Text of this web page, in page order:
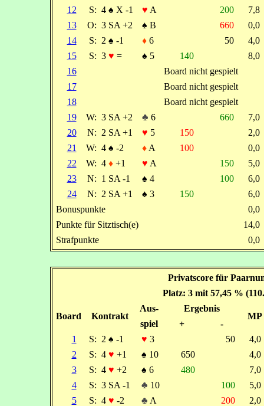
12
S: 4 ♠ X -1 ♥ A 200
7,8
13
O: 3 SA +2 ♠ B 660
0,0
14
S: 2 ♠ -1 ♦6 50
4,0
15
S: 3 ♥ = ♠ 5 140
8,0
16
Board nicht gespielt
17
Board nicht gespielt
18
Board nicht gespielt
19
W: 3 SA +2 ♣ 6 660
7,0
20
N: 2 SA +1 ♥ 5 150
2,0
21
W: 4 ♠ -2 ♦A 100
0,0
22
W: 4 ♦+1 ♥ A 150
5,0
23
N: 1 SA -1 ♠ 4 100
6,0
24
N: 2 SA +1 ♠ 3 150
6,0
Bonuspunkte
0,0
Punkte für Sitztisch(e)
14,0
Strafpunkte
0,0
Privatscore für
Platz: 3 mit 57,45 %
Board Kontrakt
Aus- Ergebnis
MP
spiel +
-
1
S: 2 ♠ -1 ♥ 3 50
2
S: 4 ♥ +1 ♠ 10 650
3
S: 4 ♥ +2 ♠ 6 480
4
S: 3 SA -1 ♣ 10 100
5
S: 4 ♥ -2 ♣ A 200